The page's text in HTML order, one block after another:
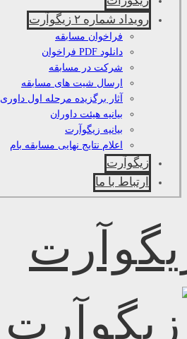
رویداد شماره ۲ زیگوآرت
فراخوان مسابقه
دانلود PDF فراخوان
شرکت در مسابقه
ارسال شیت های مسابقه
آثار برگزیده مرحله اول داوری
بیانیه هیئت داوران
بیانیه زیگوآرت
اعلام نتایج نهایی مسابقه بام
زیگوآرت
ارتباط با ما